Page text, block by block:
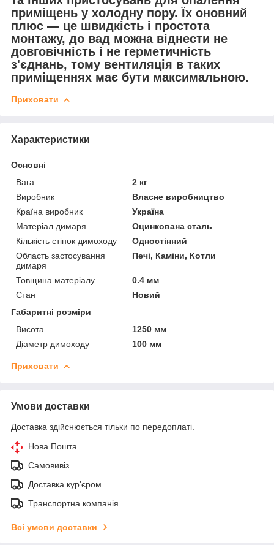
приміщень у холодну пору. Їх оновний
плюс — це швидкість і простота
монтажу, до вад можна віднести не
довговічність і не герметичність
з'єднань, тому вентиляція в таких
приміщеннях має бути максимальною.
Приховати
Характеристики
Основні
Вага
2 кг
Виробник
Власне виробництво
Країна виробник
Україна
Матеріал димаря
Оцинкована сталь
Кількість стінок димоходу
Одностінний
Область застосування
димаря
Печі, Каміни, Котли
Товщина матеріалу
0.4 мм
Стан
Новий
Габаритні розміри
Висота
1250 мм
Діаметр димоходу
100 мм
Приховати
Умови доставки
Доставка здійснюється тільки по передоплаті.
Нова Пошта
Самовивіз
Доставка кур'єром
Транспортна компанія
Всі умови доставки